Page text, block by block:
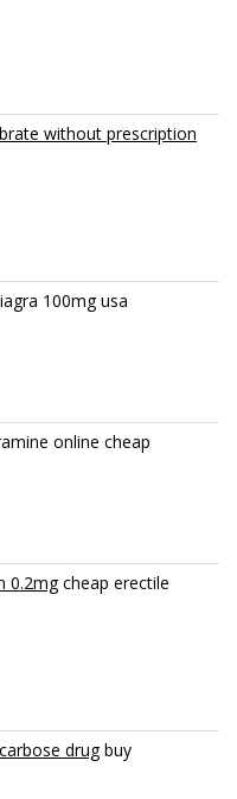
without prescription
100mg usa
online cheap
0.2mgcheap erectile
drugbuy